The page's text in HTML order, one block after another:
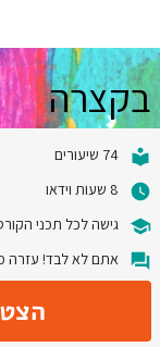
בקצרה
74 שיעורים
8 שעות וידאו
גישה לכל תכני
אתם לא לבד! עזרה